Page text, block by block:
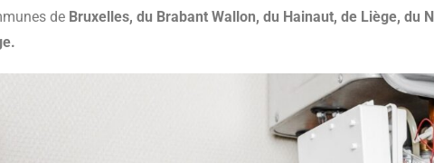
de Bruxelles, du Brabant Wallon, du Hainaut, de Liège, du